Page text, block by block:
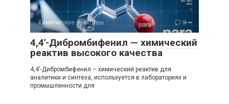
Химические реактивы 0
4,4′-Дибромбифенил — химический
реактив высокого качества
4,4′-Дибромбифенил – химический реактив для
аналитики и синтеза, используется в лабораториях и
промышленности для